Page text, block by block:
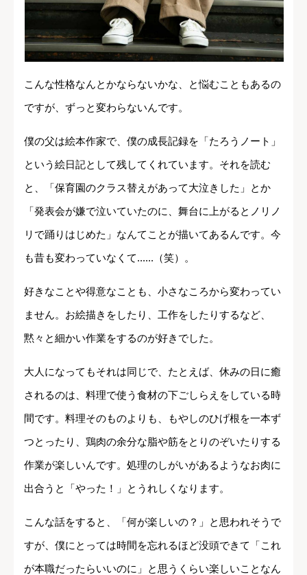
こんな性格なんとかならないかな、と悩むこともあるの
ですが、ずっと変わらないんです。
僕の父は絵本作家で、僕の成長記録を「たろうノート」
という絵日記として残してくれています。それを読む
と、「保育園のクラス替えがあって大泣きした」とか
「発表会が嫌で泣いていたのに、舞台に上がるとノリノ
リで踊りはじめた」なんてことが描いてあるんです。今
も昔も変わっていなくて......（笑）。
好きなことや得意なことも、小さなころから変わってい
ません。お絵描きをしたり、工作をしたりするなど、
黙々と細かい作業をするのが好きでした。
大人になってもそれは同じで、たとえば、休みの日に癒
されるのは、料理で使う食材の下ごしらえをしている時
間です。料理そのものよりも、もやしのひげ根を一本ず
つとったり、鶏肉の余分な脂や筋をとりのぞいたりする
作業が楽しいんです。処理のしがいがあるようなお肉に
出合うと「やった！」とうれしくなります。
こんな話をすると、「何が楽しいの？」と思われそうで
すが、僕にとっては時間を忘れるほど没頭できて「これ
が本職だったらいいのに」と思うくらい楽しいことなん